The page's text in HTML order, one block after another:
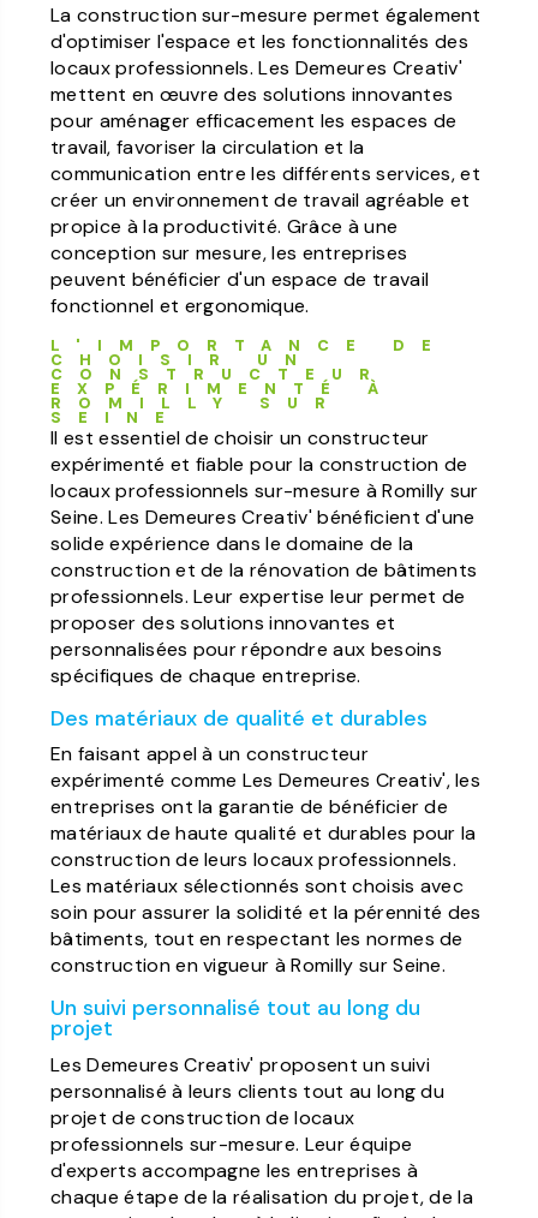
La construction sur-mesure permet également
d'optimiser l'espace et les fonctionnalités des
locaux professionnels. Les Demeures Creativ'
mettent en œuvre des solutions innovantes
pour aménager efficacement les espaces de
travail, favoriser la circulation et la
communication entre les différents services, et
créer un environnement de travail agréable et
propice à la productivité. Grâce à une
conception sur mesure, les entreprises
peuvent bénéficier d'un espace de travail
fonctionnel et ergonomique.
L'IMPORTANCE DE
CHOISIR UN
CONSTRUCTEUR
EXPÉRIMENTÉ À
ROMILLY SUR
SEINE
Il est essentiel de choisir un constructeur
expérimenté et fiable pour la construction de
locaux professionnels sur-mesure à Romilly sur
Seine. Les Demeures Creativ' bénéficient d'une
solide expérience dans le domaine de la
construction et de la rénovation de bâtiments
professionnels. Leur expertise leur permet de
proposer des solutions innovantes et
personnalisées pour répondre aux besoins
spécifiques de chaque entreprise.
Des matériaux de qualité et durables
En faisant appel à un constructeur
expérimenté comme Les Demeures Creativ', les
entreprises ont la garantie de bénéficier de
matériaux de haute qualité et durables pour la
construction de leurs locaux professionnels.
Les matériaux sélectionnés sont choisis avec
soin pour assurer la solidité et la pérennité des
bâtiments, tout en respectant les normes de
construction en vigueur à Romilly sur Seine.
Un suivi personnalisé tout au long du
projet
Les Demeures Creativ' proposent un suivi
personnalisé à leurs clients tout au long du
projet de construction de locaux
professionnels sur-mesure. Leur équipe
d'experts accompagne les entreprises à
chaque étape de la réalisation du projet, de la